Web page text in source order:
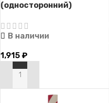
(односторонний)
В наличии
1,915 ₽
В КОРЗИНУ